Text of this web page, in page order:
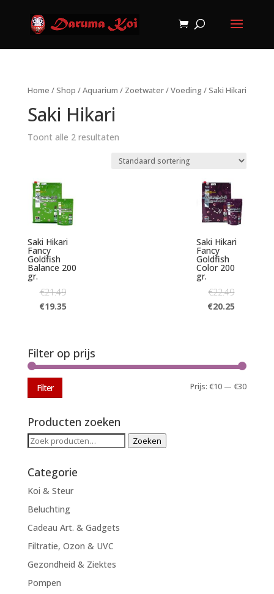
Home /Shop /Aquarium / Zoetwater/Voeding / Saki Hikari
Saki Hikari
Toont alle 2 resultaten
Saki Hikari
Fancy
Goldfish
Balance 200
gr.
€21.49
€19.35
Saki Hikari
Fancy
Goldfish
Color 200
gr.
€22.49
€20.25
Filter op prijs
Min.
Max.
Filter Prijs:€10 —€30
Producten zoeken
Zoeken
Zoeken
Categorie
Koi & Steur
Beluchting
Cadeau Art. & Gadgets
Filtratie, Ozon & UVC
Gezondheid & Ziektes
Pompen